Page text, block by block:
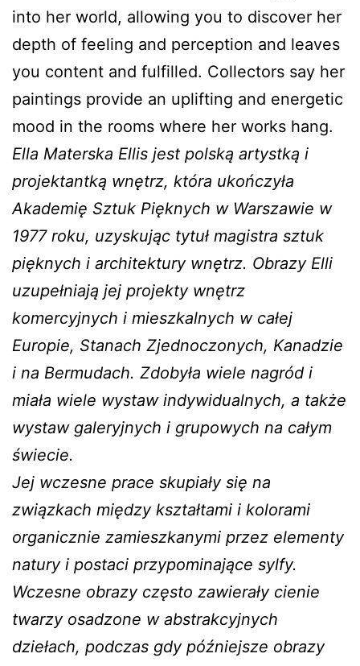
into her world, allowing you to discover her
depth of feeling and perception and leaves
you content and fulfilled. Collectors say her
paintings provide an uplifting and energetic
mood in the rooms where her works hang.
Ella Materska Ellis jest polską artystką i
projektantką wnętrz, która ukończyła
Akademię Sztuk Pięknych w Warszawie w
1977 roku, uzyskując tytuł magistra sztuk
pięknych i architektury wnętrz. Obrazy Elli
uzupełniają jej projekty wnętrz
komercyjnych i mieszkalnych w całej
Europie, Stanach Zjednoczonych, Kanadzie
i na Bermudach. Zdobyła wiele nagród i
miała wiele wystaw indywidualnych, a także
wystaw galeryjnych i grupowych na całym
świecie.
Jej wczesne prace skupiały się na
związkach między kształtami i kolorami
organicznie zamieszkanymi przez elementy
natury i postaci przypominające sylfy.
Wczesne obrazy często zawierały cienie
twarzy osadzone w abstrakcyjnych
dziełach, podczas gdy późniejsze obrazy